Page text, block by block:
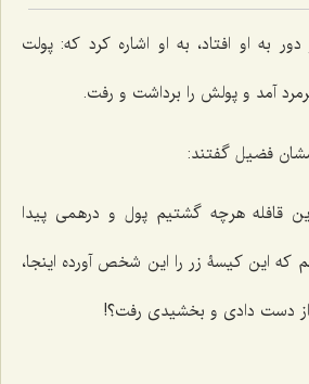
به او افتاد، به او اشاره کرد که: پولت
آمد و پولش را برداشت و رفت.
فضیل گفتند:
قافله هرچه گشتیم پول و درهمی پیدا
که این کیسۀ زر را این شخص آورده اینجا،
دست دادی و بخشیدی رفت؟!